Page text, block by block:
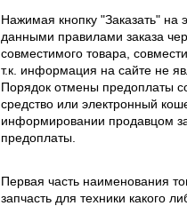
Нажимая кнопку "Заказать" на
данными правилами заказа
совместимого товара,
т.к. информация на сайте не
Порядок отмены предоплаты
средство или электронный
информировании продавцом
предоплаты.
Первая часть наименования
запчасть для техники какого